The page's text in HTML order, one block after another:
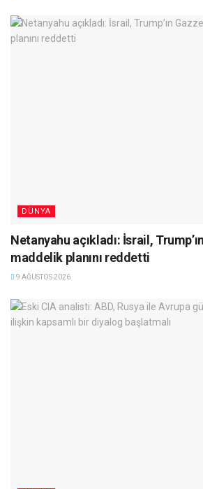
DÜNYA
Netanyahu açıkladı: İsrail,
maddelik planını reddetti
9 AĞUSTOS 2026